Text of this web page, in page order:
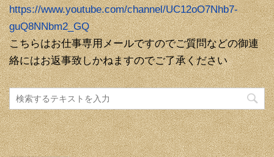
https://www.youtube.com/channel/UC12oO7Nhb7-
guQ8NNbm2_GQ
こちらはお仕事専用メールですのでご質問などの御連
絡にはお返事致しかねますのでご了承ください